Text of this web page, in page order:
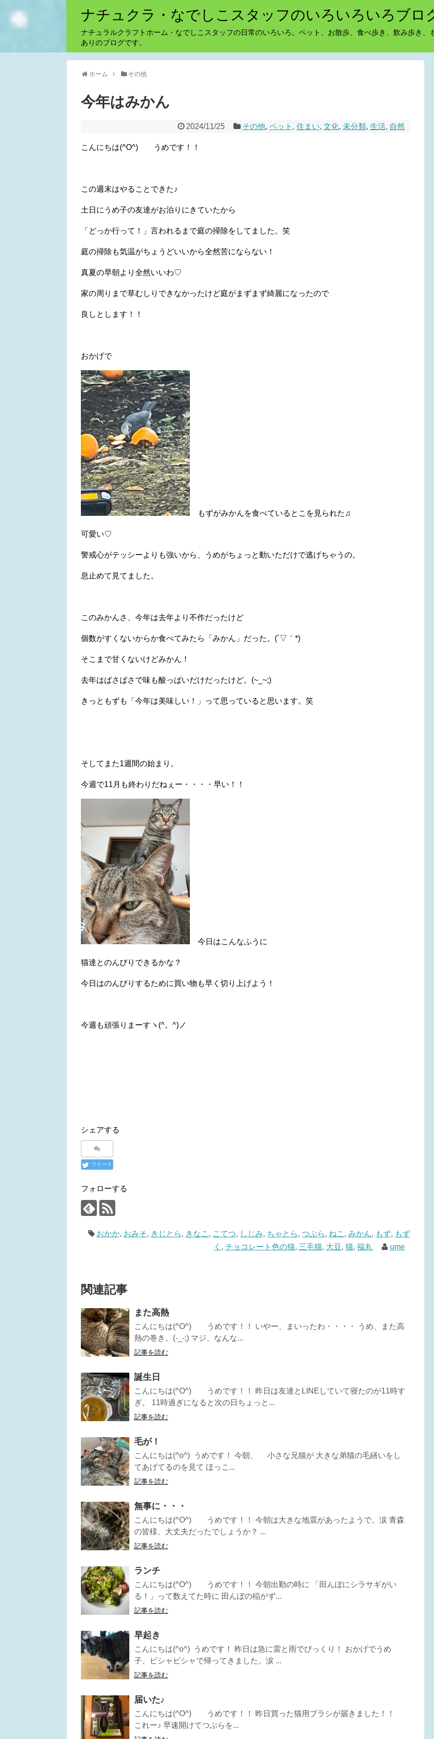
ナチュクラ・なでしこスタッフのいろいろいろブロ
ナチュラルクラフトホーム・なでしこスタッフの日常のいろいろ。ペット、お散歩、食べ歩き、飲み歩き、
ありのブログです。
ホーム その他
今年はみかん
2024/11/25 その他, ペット , 住まい, 文化, 未分類, 生活, 自然
こんにちは(^O^) うめです！！
この週末はやることできた♪
土日にうめ子の友達がお泊りにきていたから
「どっか行って！」言われるまで庭の掃除をしてました。笑
庭の掃除も気温がちょうどいいから全然苦にならない！
真夏の早朝より全然いいわ♡
家の周りまで草むしりできなかったけど庭がまずまず綺麗になったので
良しとします！！
おかげで
もずがみかんを食べているとこを見られた♫
可愛い♡
警戒心がテッシーよりも強いから、うめがちょっと動いただけで逃げちゃうの。
息止めて見てました。
このみかんさ、今年は去年より不作だったけど
個数がすくないからか食べてみたら「みかん」だった。(´▽｀*)
そこまで甘くないけどみかん！
去年はぱさぱさで味も酸っぱいだけだったけど。(~_~;)
きっともずも「今年は美味しい！」って思っていると思います。笑
そしてまた1週間の始まり。
今週で11月も終わりだねぇー・・・・早い！！
今日はこんなふうに
猫達とのんびりできるかな？
今日はのんびりするために買い物も早く切り上げよう！
今週も頑張りまーすヽ(^。^)ノ
シェアする
ツイート
フォローする
おかか, おみそ, きじとら, きなこ , こてつ, しじみ, ちゃとら, つぶら, ねこ , みかん, もず, もず
く ,チョコレート色の猫, 三毛猫, 大豆,猫,福丸 ume
関連記事
また高熱
こんにちは(^O^) うめです！！ いやー、まいったわ・・・・ うめ、また高
熱の巻き。(-_-;) マジ、なんな...
記事を読む
誕生日
こんにちは(^O^) うめです！！ 昨日は友達とLINEしていて寝たのが11時す
ぎ。 11時過ぎになると次の日ちょっと...
記事を読む
毛が！
こんにちは(^o^) うめです！ 今朝、 小さな兄猫が 大きな弟猫の毛繕いをし
てあげてるのを見て ほっこ...
記事を読む
無事に・・・
こんにちは(^O^) うめです！！ 今朝は大きな地震があったようで。涙 青森
の皆様、大丈夫だったでしょうか？ ...
記事を読む
ランチ
こんにちは(^O^) うめです！！ 今朝出勤の時に 「田んぼにシラサギがい
る！」って数えてた時に 田んぼの稲がず...
記事を読む
早起き
こんにちは(^o^) うめです！ 昨日は急に雷と雨でびっくり！ おかげでうめ
子、ビシャビシャで帰ってきました。涙 ...
記事を読む
届いた♪
こんにちは(^O^) うめです！！ 昨日買った猫用ブラシが届きました！！
これー♪ 早速開けてつぶらを...